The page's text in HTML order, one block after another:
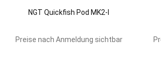
NGT Quickfish Pod MK2-I
Preise nach Anmeldung sichtbar